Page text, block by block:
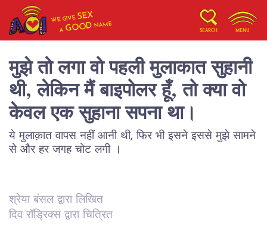
WE GIVESEX
AGOOD NAME
SEARCH MENU
मुझे तो लगा वो पहली मुलाकात सुहानी
थी, लेकिन मैं बाइपोलर हूँ, तो क्या वो
केवल एक सुहाना सपना था।
ये मुलाक़ात वापस नहीं आनी थी, फिर भी इसने इससे मुझे सामने
से और हर जगह चोट लगी ।
श्रेया बंसल द्वारा लिखित
दिव रॉड्रिक्स द्वारा चित्रित